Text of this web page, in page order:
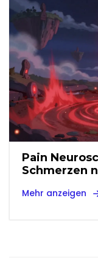
Pain
Schmerzen
Mehr anzeigen